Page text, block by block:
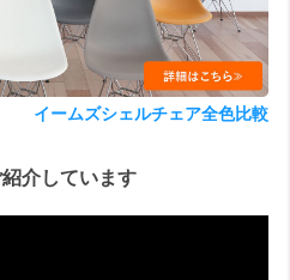
イームズシェルチェア全色比較
介しています